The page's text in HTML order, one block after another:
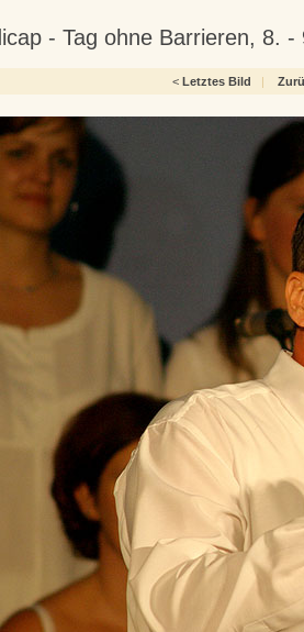
- Tag ohne Barrieren, 8.
< Letztes Bild |